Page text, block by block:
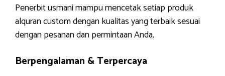
Penerbit usmani mampu mencetak setiap produk
alquran custom dengan kualitas yang terbaik sesuai
dengan pesanan dan permintaan Anda.
Berpengalaman & Terpercaya